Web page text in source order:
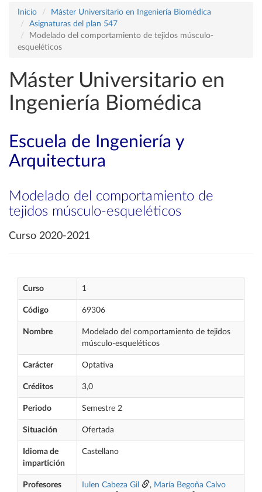
Inicio
Máster Universitario en Ingeniería Biomédica
Asignaturas del plan 547
Modelado del comportamiento de tejidos músculo-
esqueléticos
Máster Universitario en
Ingeniería Biomédica
Escuela de Ingeniería y
Arquitectura
Modelado del comportamiento de
tejidos músculo-esqueléticos
Curso 2020-2021
Curso 1
Código 69306
Nombre
Modelado del comportamiento de tejidos
músculo-esqueléticos
Carácter Optativa
Créditos 3,0
Periodo Semestre 2
Situación Ofertada
Idioma de
impartición
Castellano
Profesores Iulen Cabeza Gil , María Begoña Calvo